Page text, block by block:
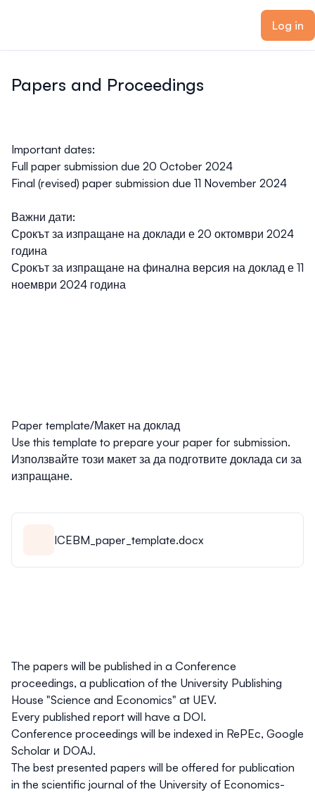
Log in
Papers and Proceedings
Important dates:
Full paper submission due 20 October 2024
Final (revised) paper submission due 11 November 2024
Важни дати:
Срокът за изпращане на доклади е 20 октомври 2024
година
Срокът за изпращане на финална версия на доклад е 11
ноември 2024 година
Paper template/Макет на доклад
Use this template to prepare your paper for submission.
Използвайте този макет за да подготвите доклада си за
изпращане.
ICEBM_paper_template.docx
The papers will be published in a Conference
proceedings, a publication of the University Publishing
House "Science and Economics" at UEV.
Every published report will have a DOI.
Conference proceedings will be indexed in RePEc, Google
Scholar и DOAJ.
The best presented papers will be offered for publication
in the scientific journal of the University of Economics-